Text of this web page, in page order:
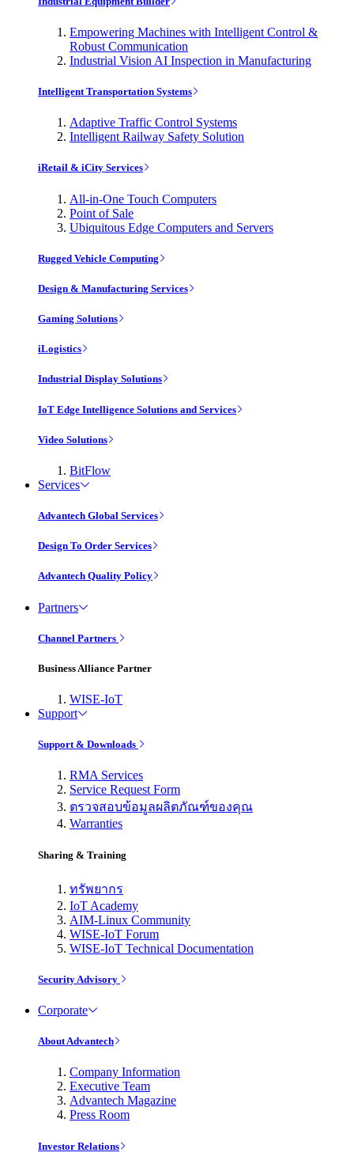
Empowering Machines with Intelligent Control &
Robust Communication
Industrial Vision AI Inspection in Manufacturing
Intelligent Transportation Systems
Adaptive Traffic Control Systems
Intelligent Railway Safety Solution
iRetail & iCity Services
All-in-One Touch Computers
Point of Sale
Ubiquitous Edge Computers and Servers
Rugged Vehicle Computing
Design & Manufacturing Services
Gaming Solutions
iLogistics
Industrial Display Solutions
IoT Edge Intelligence Solutions and Services
Video Solutions
BitFlow
Services
Advantech Global Services
Design To Order Services
Advantech Quality Policy
Partners
Channel Partners
Business Alliance Partner
WISE-IoT
Support
Support & Downloads
RMA Services
Service Request Form
ตรวจสอบข้อมูลผลิตภัณฑ์ของคุณ
Warranties
Sharing & Training
ทรัพยากร
IoT Academy
AIM-Linux Community
WISE-IoT Forum
WISE-IoT Technical Documentation
Security Advisory
Corporate
About Advantech
Company Information
Executive Team
Advantech Magazine
Press Room
Investor Relations